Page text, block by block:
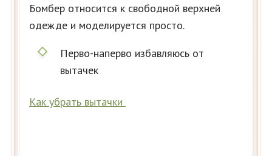
Бомбер относится к свободной верхней
одежде и моделируется просто.
Перво-наперво избавляюсь от
вытачек
Как убрать вытачки